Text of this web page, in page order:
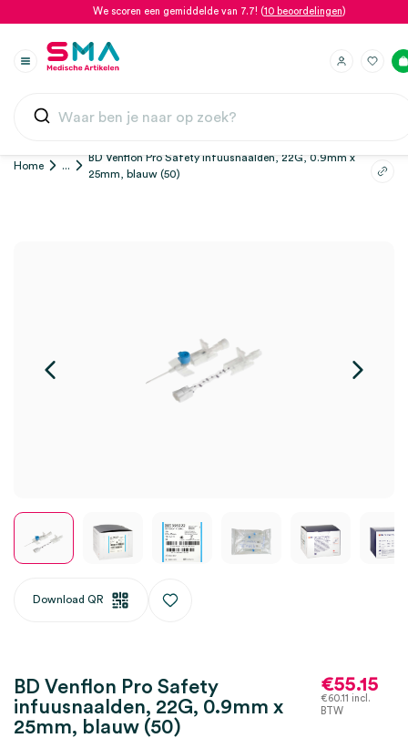
We scoren een gemiddelde van 7.7! (10 beoordelingen)
Home ...
BD Venflon Pro Safety infuusnaalden, 22G, 0.9mm x
25mm, blauw (50)
Download QR
BD Venflon Pro Safety
infuusnaalden, 22G, 0.9mm x
25mm, blauw (50)
€55.15
€60.11 incl.
BTW